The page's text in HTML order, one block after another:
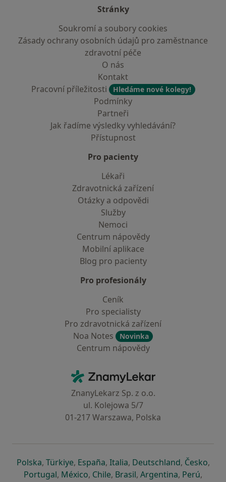
Stránky
Soukromí a soubory cookies
Zásady ochrany osobních údajů pro zaměstnance
zdravotní péče
O nás
Kontakt
Pracovní příležitosti
Hledáme nové kolegy!
Podmínky
Partneři
Jak řadíme výsledky vyhledávání?
Přístupnost
Pro pacienty
Lékaři
Zdravotnická zařízení
Otázky a odpovědi
Služby
Nemoci
Centrum nápovědy
Mobilní aplikace
Blog pro pacienty
Pro profesionály
Ceník
Pro specialisty
Pro zdravotnická zařízení
Noa Notes
Novinka
Centrum nápovědy
ZnamyLekar - Hlavní stránka
ZnanyLekarz Sp. z o.o.
ul. Kolejowa 5/7
01-217 Warszawa, Polska
Polskase otevře v nové záložce
, Türkiyese otevře v nové záložce
, Españase otevře v nové záložce
, Italiase otevře v nové záložce
, Deutschlandse otevře v
, Českose
,
Portugalse otevře v nové záložce
, Méxicose otevře v nové záložce
, Chilese otevře v nové záložce
, Brasilse otevře v nové
, Argentinase otevře v
, Perúse
,